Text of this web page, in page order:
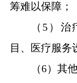
筹难以保障；
（5）
目 、 医疗服务
（6）其